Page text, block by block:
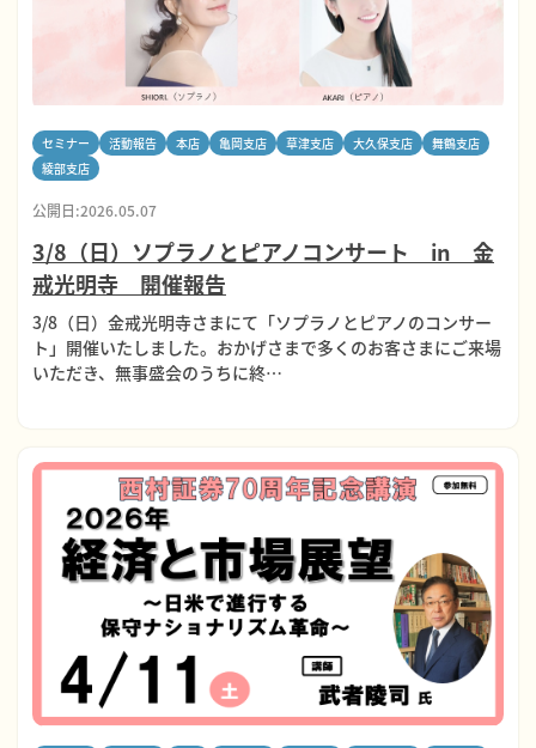
セミナー 活動報告 本店 亀岡支店 草津支店 大久保支店
舞鶴支店
綾部支店
公開日:2026.05.07
3/8（日）ソプラノとピアノコンサート in 金
戒光明寺 開催報告
3/8（日）金戒光明寺さまにて「ソプラノとピアノのコンサー
ト」開催いたしました。おかげさまで多くのお客さまにご来場
いただき、無事盛会のうちに終…